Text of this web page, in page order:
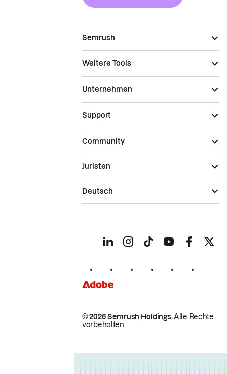
Semrush
Weitere Tools
Unternehmen
Support
Community
© 2026 Semrush Holdings.Alle Rechte
vorbehalten.
Juristen
Deutsch